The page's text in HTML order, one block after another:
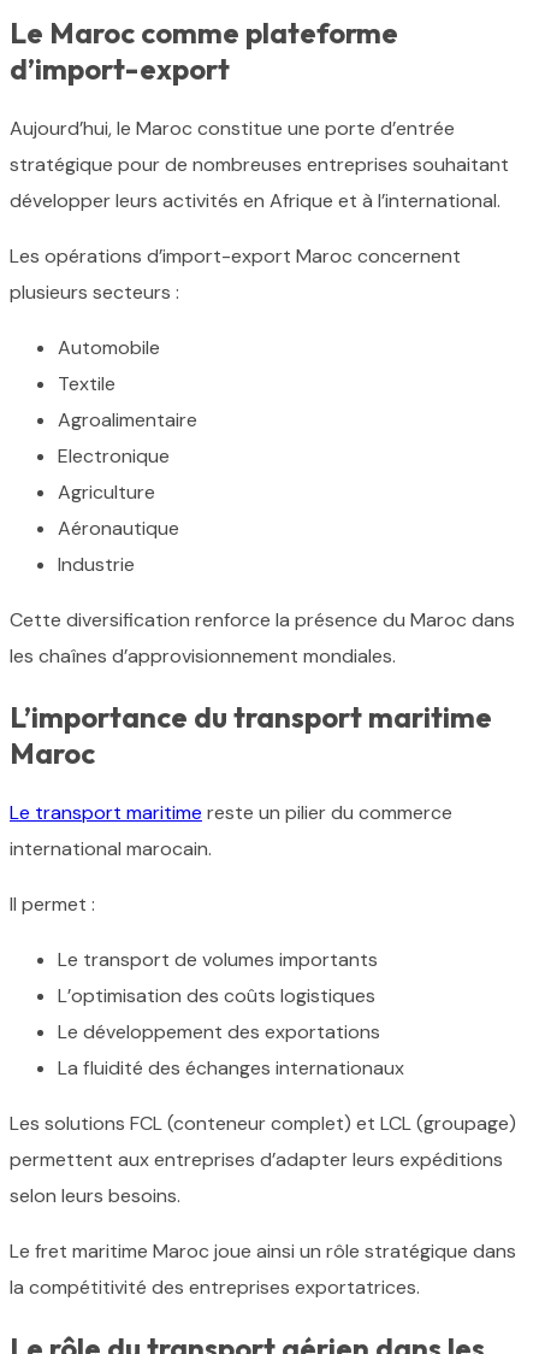
Le Maroc comme plateforme
d’import-export
Aujourd’hui, le Maroc constitue une porte d’entrée
stratégique pour de nombreuses entreprises souhaitant
développer leurs activités en Afrique et à l’international.
Les opérations d’import-export Maroc concernent
plusieurs secteurs :
Automobile
Textile
Agroalimentaire
Electronique
Agriculture
Aéronautique
Industrie
Cette diversification renforce la présence du Maroc dans
les chaînes d’approvisionnement mondiales.
L’importance du transport maritime
Maroc
Le transport maritime reste un pilier du commerce
international marocain.
Il permet :
Le transport de volumes importants
L’optimisation des coûts logistiques
Le développement des exportations
La fluidité des échanges internationaux
Les solutions FCL (conteneur complet) et LCL (groupage)
permettent aux entreprises d’adapter leurs expéditions
selon leurs besoins.
Le fret maritime Maroc joue ainsi un rôle stratégique dans
la compétitivité des entreprises exportatrices.